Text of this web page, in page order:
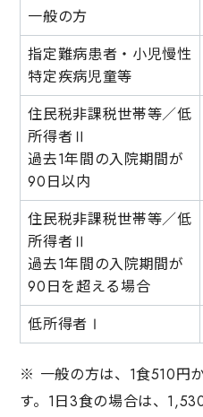
一般の方
指定難病患者・小児慢性
特定疾病児童等
住民税非課税世帯等／低
所得者Ⅱ
過去1年間の入院期間が
90日以内
住民税非課税世帯等／低
所得者Ⅱ
過去1年間の入院期間が
90日を超える場合
低所得者Ⅰ
※ 一般の方は、1食510円
す。1日3食の場合は、